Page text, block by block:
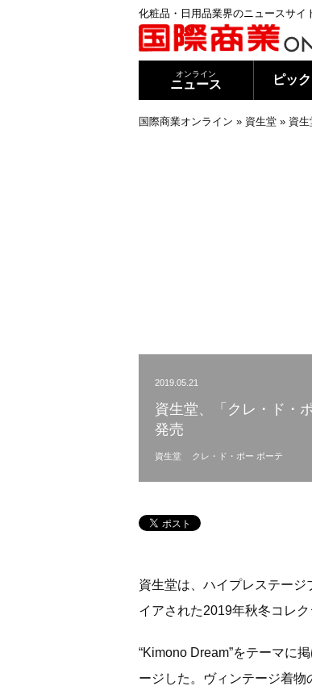
化粧品・日用品業界のニュースサイ
オンライン
ニュース ピッ
国際商業オンライン » 資生堂 » 資
2019.05.21
資生堂、「クレ・ド・
発売
資生堂 クレ・ド・ポー ボーテ
資生堂は、ハイプレステージ
イアされた2019年秋冬コレ
“Kimono Dream”をテーマに
ージした。ヴィンテージ着